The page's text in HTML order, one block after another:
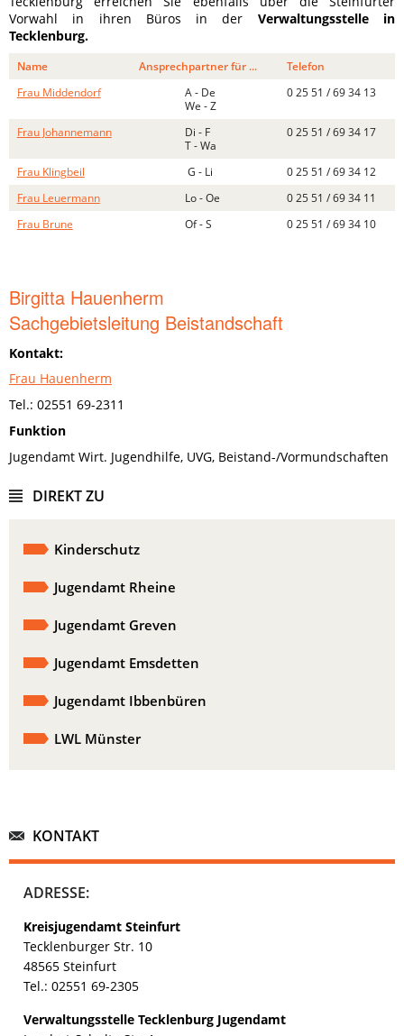
Vorwahl in ihren Büros in der Verwaltungsstelle in
Tecklenburg.
Name Ansprechpartner für ...
Telefon
Frau Middendorf
A - De
We - Z
0 25 51 / 69 34 13
Frau Johannemann
Di - F
T - Wa
0 25 51 / 69 34 17
Frau Klingbeil G - Li
0 25 51 / 69 34 12
Frau Leuermann
Lo - Oe
0 25 51 / 69 34 11
Frau Brune
Of - S 0 25 51 / 69 34 10
Birgitta Hauenherm
Sachgebietsleitung Beistandschaft
Kontakt:
Frau Hauenherm
Tel.: 02551 69-2311
Funktion
Jugendamt Wirt. Jugendhilfe, UVG, Beistand-/Vormundschaften
DIREKT ZU
Kinderschutz
Jugendamt Rheine
Jugendamt Greven
Jugendamt Emsdetten
Jugendamt Ibbenbüren
LWL Münster
KONTAKT
ADRESSE:
Kreisjugendamt Steinfurt
Tecklenburger Str. 10
48565 Steinfurt
Tel.: 02551 69-2305
Verwaltungsstelle Tecklenburg Jugendamt